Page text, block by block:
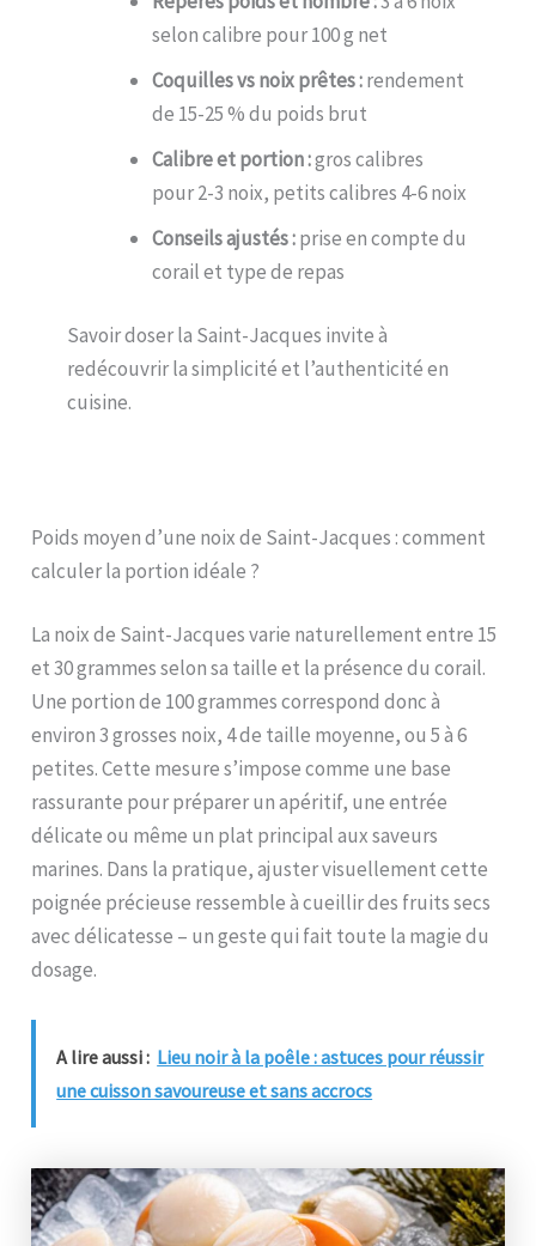
selon calibre pour 100 g net
Coquilles vs noix prêtes :rendement
de 15-25 % du poids brut
Calibre et portion :gros calibres
pour 2-3 noix, petits calibres 4-6 noix
Conseils ajustés :prise en compte du
corail et type de repas
Savoir doser la Saint-Jacques invite à
redécouvrir la simplicité et l’authenticité en
cuisine.
Poids moyen d’une noix de Saint-Jacques : comment
calculer la portion idéale ?
La noix de Saint-Jacques varie naturellement entre 15
et 30 grammes selon sa taille et la présence du corail.
Une portion de 100 grammes correspond donc à
environ 3 grosses noix, 4 de taille moyenne, ou 5 à 6
petites. Cette mesure s’impose comme une base
rassurante pour préparer un apéritif, une entrée
délicate ou même un plat principal aux saveurs
marines. Dans la pratique, ajuster visuellement cette
poignée précieuse ressemble à cueillir des fruits secs
avec délicatesse – un geste qui fait toute la magie du
dosage.
A lire aussi : Lieu noir à la poêle : astuces pour réussir
une cuisson savoureuse et sans accrocs